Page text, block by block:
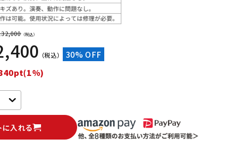
配信/ライブ
機器
（税込）
（税込） 30% OFF
に入れる